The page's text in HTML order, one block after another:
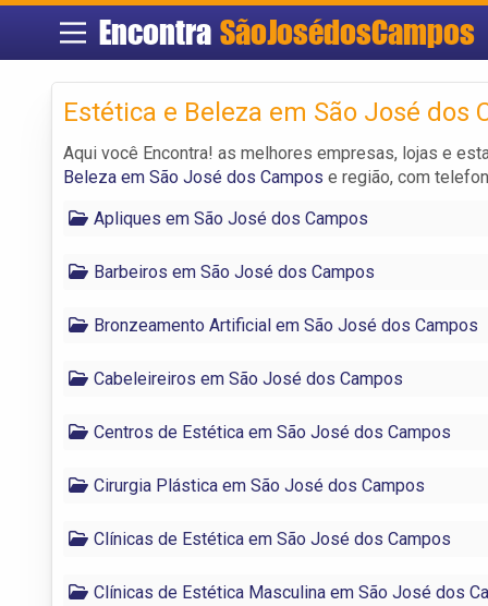
Encontra SãoJosédosCampos
Estética e Beleza em São José dos
Aqui você Encontra! as melhores empresas, lojas e
Beleza em São José dos Campos e região, com
Apliques em São José dos Campos
Barbeiros em São José dos Campos
Bronzeamento Artificial em São José dos Campos
Cabeleireiros em São José dos Campos
Centros de Estética em São José dos Campos
Cirurgia Plástica em São José dos Campos
Clínicas de Estética em São José dos Campos
Clínicas de Estética Masculina em São José dos